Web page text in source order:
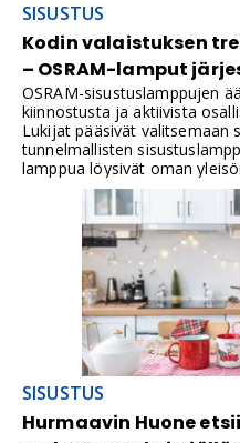
SISUSTUS
Kodin valaistuksen
– OSRAM-lamput
OSRAM-sisustuslamppujen
kiinnostusta ja aktiivista
Lukijat pääsivät valitsemaan
tunnelmallisten
lamppua löysivät oman
valaistuksen monipuolisen
kaikille osallistujille.
SISUSTUS
Hurmaavin Huone